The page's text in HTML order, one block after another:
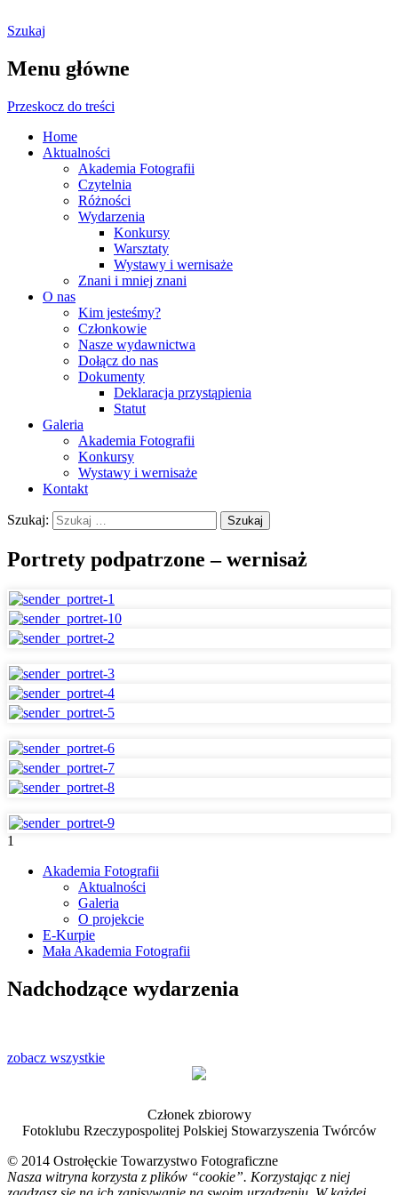
Ostrołęckie Towarzystwo
Fotograficzne
Szukaj
Menu główne
Przeskocz do treści
Home
Aktualności
Akademia Fotografii
Czytelnia
Różności
Wydarzenia
Konkursy
Warsztaty
Wystawy i wernisaże
Znani i mniej znani
O nas
Kim jesteśmy?
Członkowie
Nasze wydawnictwa
Dołącz do nas
Dokumenty
Deklaracja przystąpienia
Statut
Galeria
Akademia Fotografii
Konkursy
Wystawy i wernisaże
Kontakt
Szukaj:
Portrety podpatrzone – wernisaż
1
Oficjalna strona internetowa
Ostrołęckiego Towarzystwa
Fotograficznego
Akademia Fotografii
Aktualności
Galeria
O projekcie
E-Kurpie
Mała Akademia Fotografii
Nadchodzące wydarzenia
zobacz wszystkie
Członek zbiorowy
Fotoklubu Rzeczypospolitej Polskiej Stowarzyszenia Twórców
© 2014 Ostrołęckie Towarzystwo Fotograficzne
Nasza witryna korzysta z plików “cookie”. Korzystając z niej